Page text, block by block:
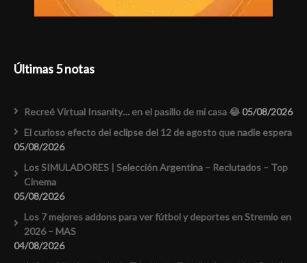
Últimas 5 notas
Recreé Virtual Insanity… en el pasillo de mi casa 😂05/08/2026
El curioso efecto del eclipse del 12 de agosto que nadie espera
05/08/2026
Los SIMULADORES | Selección Argentina – Reclutados – Top
Cinema
05/08/2026
Los 7 mejores addons para ver fútbol y deportes en Stremio en
2026 – MAS
04/08/2026